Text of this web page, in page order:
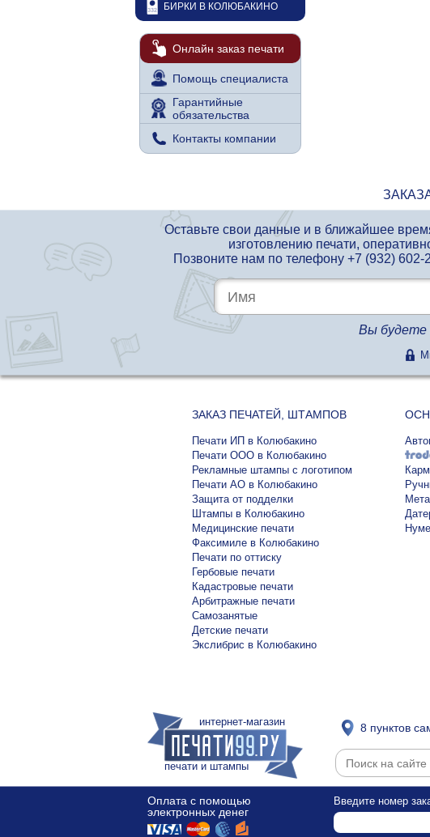
БИРКИ В КОЛЮБАКИНО
Онлайн заказ печати
Помощь специалиста
Гарантийные
обязательства
Контакты компании
Оставьте свои данные и в ближайшее
изготовлению печати,
Позвоните нам по телефону +7 (932) 602-
Вы будете
ЗАКАЗ ПЕЧАТЕЙ, ШТАМПОВ
Печати ИП в Колюбакино
Печати ООО в Колюбакино
Рекламные штампы с логотипом
Печати АО в Колюбакино
Защита от подделки
Штампы в Колюбакино
Медицинские печати
Факсимиле в Колюбакино
Печати по оттиску
Гербовые печати
Кадастровые печати
Арбитражные печати
Самозанятые
Детские печати
Экслибрис в Колюбакино
интернет-магазин
печати и штампы
8 пунктов
Оплата с помощью
электронных денег
Введите номер